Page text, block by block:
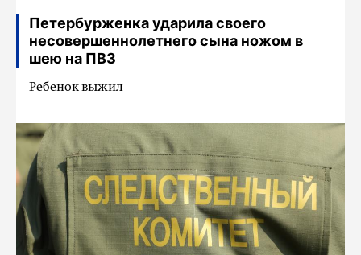
Петербурженка ударила своего
несовершеннолетнего сына ножом в
шею на ПВЗ
Ребенок выжил